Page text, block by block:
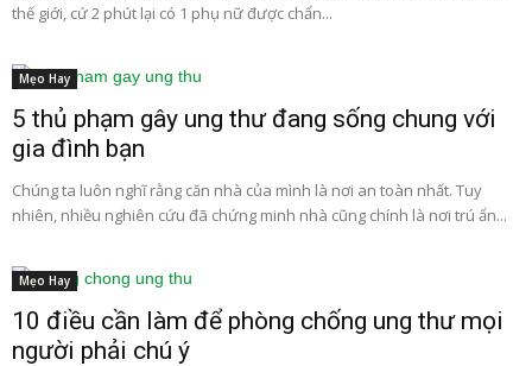
thế giới, cứ 2 phút lại có 1 phụ nữ được chẩn...
Mẹo Hay
5 thủ phạm gây ung thư đang sống chung với
gia đình bạn
Chúng ta luôn nghĩ rằng căn nhà của mình là nơi an toàn nhất. Tuy
nhiên, nhiều nghiên cứu đã chứng minh nhà cũng chính là nơi trú ẩn...
Mẹo Hay
10 điều cần làm để phòng chống ung thư mọi
người phải chú ý